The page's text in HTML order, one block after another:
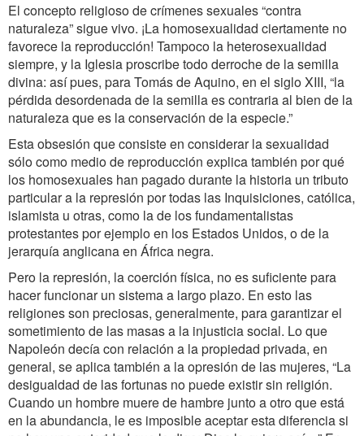
El concepto religioso de crímenes sexuales “contra
naturaleza” sigue vivo. ¡La homosexualidad ciertamente no
favorece la reproducción! Tampoco la heterosexualidad
siempre, y la Iglesia proscribe todo derroche de la semilla
divina: así pues, para Tomás de Aquino, en el siglo XIII, “la
pérdida desordenada de la semilla es contraria al bien de la
naturaleza que es la conservación de la especie.”
Esta obsesión que consiste en considerar la sexualidad
sólo como medio de reproducción explica también por qué
los homosexuales han pagado durante la historia un tributo
particular a la represión por todas las Inquisiciones, católica,
islamista u otras, como la de los fundamentalistas
protestantes por ejemplo en los Estados Unidos, o de la
jerarquía anglicana en África negra.
Pero la represión, la coerción física, no es suficiente para
hacer funcionar un sistema a largo plazo. En esto las
religiones son preciosas, generalmente, para garantizar el
sometimiento de las masas a la injusticia social. Lo que
Napoleón decía con relación a la propiedad privada, en
general, se aplica también a la opresión de las mujeres, “La
desigualdad de las fortunas no puede existir sin religión.
Cuando un hombre muere de hambre junto a otro que está
en la abundancia, le es imposible aceptar esta diferencia si